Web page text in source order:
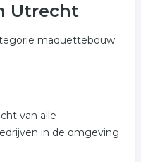
Utrecht
maquettebouw
van alle
in de omgeving